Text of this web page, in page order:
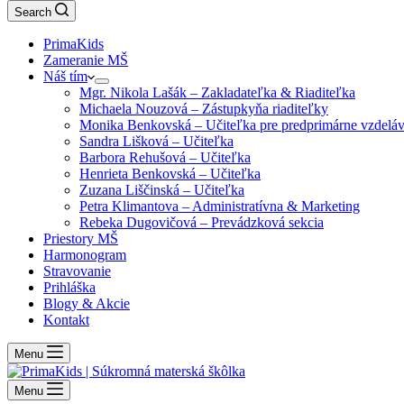
Search
PrimaKids
Zameranie MŠ
Náš tím
Mgr. Nikola Lašák – Zakladateľka & Riaditeľka
Michaela Nouzová – Zástupkyňa riaditeľky
Monika Benkovská – Učiteľka pre predprimárne
Sandra Lišková – Učiteľka
Barbora Rehušová – Učiteľka
Henrieta Benkovská – Učiteľka
Zuzana Liščinská – Učiteľka
Petra Klimantova – Administratívna & Marketing
Rebeka Dugovičová – Prevádzková sekcia
Priestory MŠ
Harmonogram
Stravovanie
Prihláška
Blogy & Akcie
Kontakt
Menu
Menu